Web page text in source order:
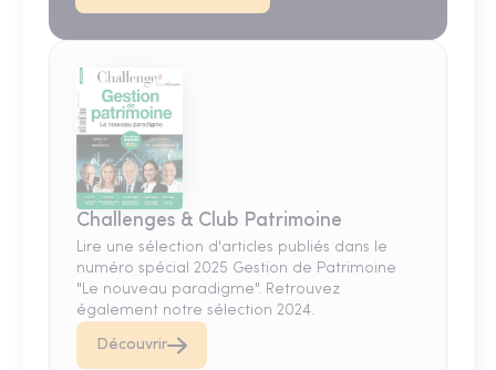
Challenges & Club Patrimoine
Lire une sélection d'articles publiés dans le
numéro spécial 2025 Gestion de Patrimoine
"Le nouveau paradigme". Retrouvez
également notre sélection 2024.
Découvrir